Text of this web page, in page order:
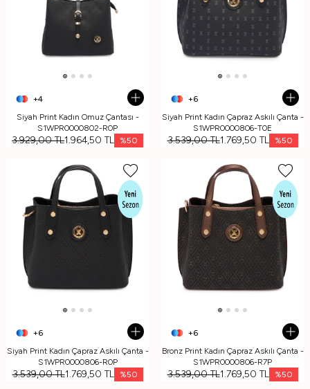
+4
Siyah Print Kadın Omuz Çantası -
S1WPR0000802-R0P
3.929,00TL1.964,50 TL %50
+6
Siyah Print Kadın Çapraz Askılı Çanta -
S1WPR0000806-T0E
3.539,00TL1.769,50 TL %50
+6
Siyah Print Kadın Çapraz Askılı Çanta -
S1WPR0000806-R0P
3.539,00TL1.769,50 TL %50
+6
Bronz Print Kadın Çapraz Askılı Çanta -
S1WPR0000806-R7P
3.539,00TL1.769,50 TL %50